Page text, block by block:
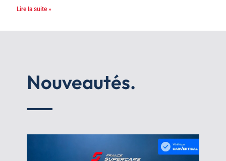
Lire la suite »
Nouveautés.